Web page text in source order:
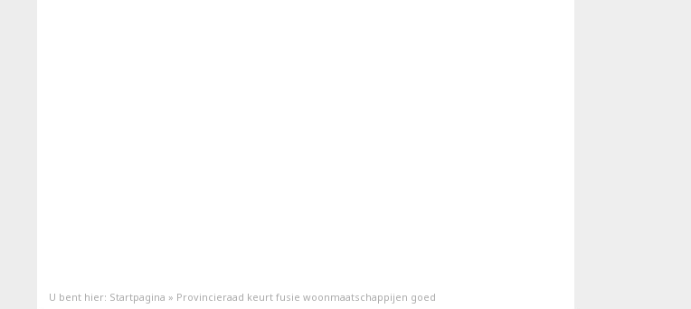
U bent hier: Startpagina » Provincieraad keurt fusie woonmaatschappijen goed